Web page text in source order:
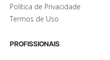
Política de Privacidade
Termos de Uso
PROFISSIONAIS